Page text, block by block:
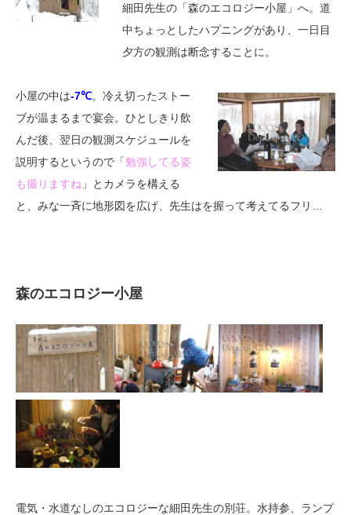
細田先生の「森のエコロジー小屋」へ。道
中ちょっとしたハプニングがあり、一日目
夕方の観測は断念することに。
小屋の中は-7℃。冷え切ったストー
ブが温まるまで宴会。ひとしきり飲
んだ後、翌日の観測スケジュールを
説明するというので「勉強してる姿
も撮りますね 」とカメラを構える
と、みな一斉に地形図を広げ、先生はを握って考えてるフリ…
森のエコロジー小屋
電気・水道なしのエコロジーな細田先生の別荘。水持参、ランプ